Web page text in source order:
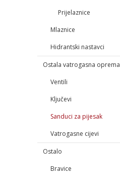
Prijelaznice
Mlaznice
Hidrantski nastavci
Ostala vatrogasna oprema
Ventili
Ključevi
Sanduci za pijesak
Vatrogasne cijevi
Ostalo
Bravice